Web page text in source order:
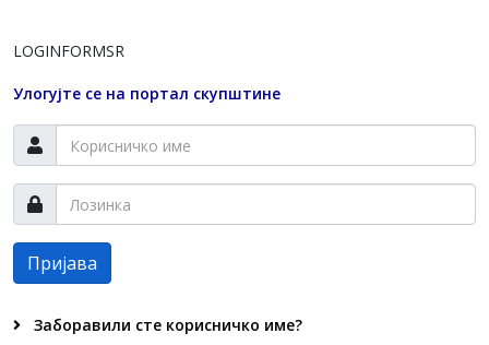
LOGINFORMSR
Улогујте се на портал скупштине
Пријава
Заборавили сте корисничко име?